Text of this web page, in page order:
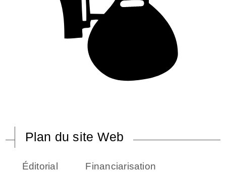
Plan du site Web
Éditorial Financiarisation